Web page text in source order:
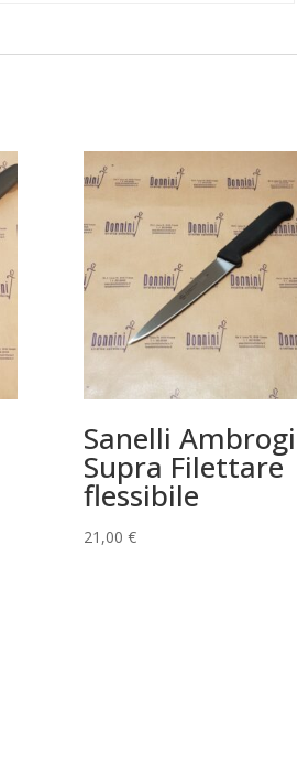
Sanelli
Supra Filettare
flessibile
21,00 €